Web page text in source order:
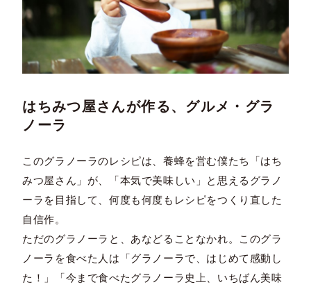
はちみつ屋さんが作る、グルメ・グラ
ノーラ
このグラノーラのレシピは、養蜂を営む僕たち「はち
みつ屋さん」が、「本気で美味しい」と思えるグラノ
ーラを目指して、何度も何度もレシピをつくり直した
自信作。
ただのグラノーラと、あなどることなかれ。このグラ
ノーラを食べた人は「グラノーラで、はじめて感動し
た！」「今まで食べたグラノーラ史上、いちばん美味